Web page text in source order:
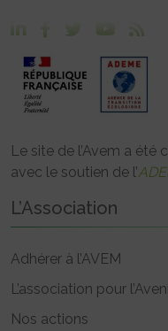
Le site de l’Avem a été
avec le soutien de l’
L’Association
Adhérer à l’AVEM
L’association pour
Nos actions